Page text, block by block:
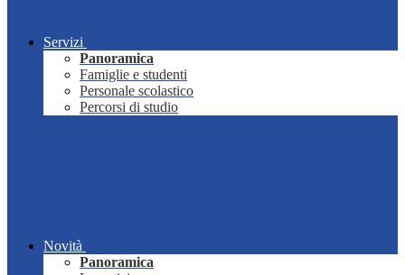
Servizi
Panoramica
Famiglie e studenti
Personale scolastico
Percorsi di studio
Novità
Panoramica